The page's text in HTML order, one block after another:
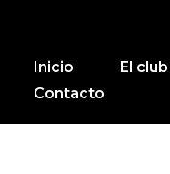
Inicio El club
Contacto